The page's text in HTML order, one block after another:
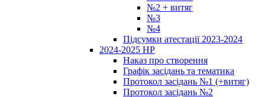
№2 + витяг
№3
№4
Підсумки атестації 2023-2024
2024-2025 НР
Наказ про створення
Графік засідань та тематика
Протокол засідань №1 (+витяг)
Протокол засідань №2